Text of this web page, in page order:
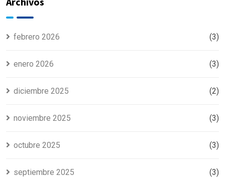
febrero 2026 (3)
enero 2026 (3)
diciembre 2025 (2)
noviembre 2025 (3)
octubre 2025 (3)
septiembre 2025 (3)